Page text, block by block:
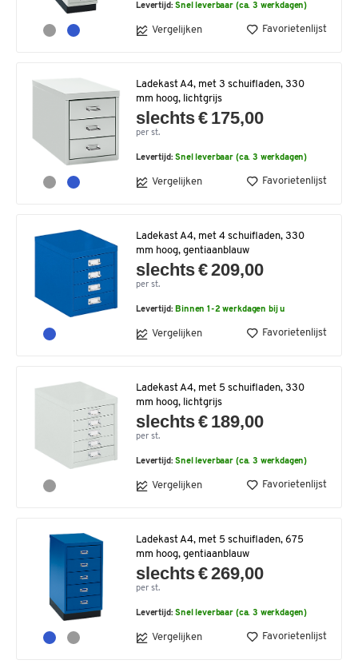
Levertijd:Snel leverbaar (ca. 3 werkdagen)
Vergelijken Favorietenlijst
Ladekast A4, met 3 schuifladen, 330
mm hoog, lichtgrijs
slechts € 175,00
per st.
Levertijd:Snel leverbaar (ca. 3 werkdagen)
Vergelijken Favorietenlijst
Ladekast A4, met 4 schuifladen, 330
mm hoog, gentiaanblauw
slechts € 209,00
per st.
Levertijd: Binnen 1-2 werkdagen bij u
Vergelijken Favorietenlijst
Ladekast A4, met 5 schuifladen, 330
mm hoog, lichtgrijs
slechts € 189,00
per st.
Levertijd:Snel leverbaar (ca. 3 werkdagen)
Vergelijken Favorietenlijst
Ladekast A4, met 5 schuifladen, 675
mm hoog, gentiaanblauw
slechts € 269,00
per st.
Levertijd:Snel leverbaar (ca. 3 werkdagen)
Vergelijken Favorietenlijst